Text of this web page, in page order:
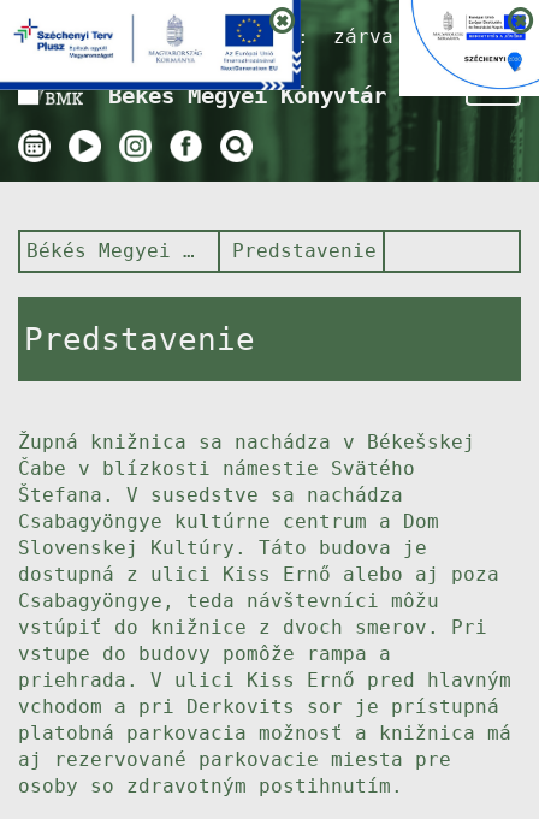
Nyitvatartás ma:zárva
Békés Megyei Könyvtár
Békés Megyei Könyvtár Predstavenie
Predstavenie
Župná knižnica sa nachádza v Békešskej
Čabe v blízkosti námestie Svätého
Štefana. V susedstve sa nachádza
Csabagyöngye kultúrne centrum a Dom
Slovenskej Kultúry. Táto budova je
dostupná z ulici Kiss Ernő alebo aj poza
Csabagyöngye, teda návštevníci môžu
vstúpiť do knižnice z dvoch smerov. Pri
vstupe do budovy pomôže rampa a
priehrada. V ulici Kiss Ernő pred hlavným
vchodom a pri Derkovits sor je prístupná
platobná parkovacia možnosť a knižnica má
aj rezervované parkovacie miesta pre
osoby so zdravotným postihnutím.